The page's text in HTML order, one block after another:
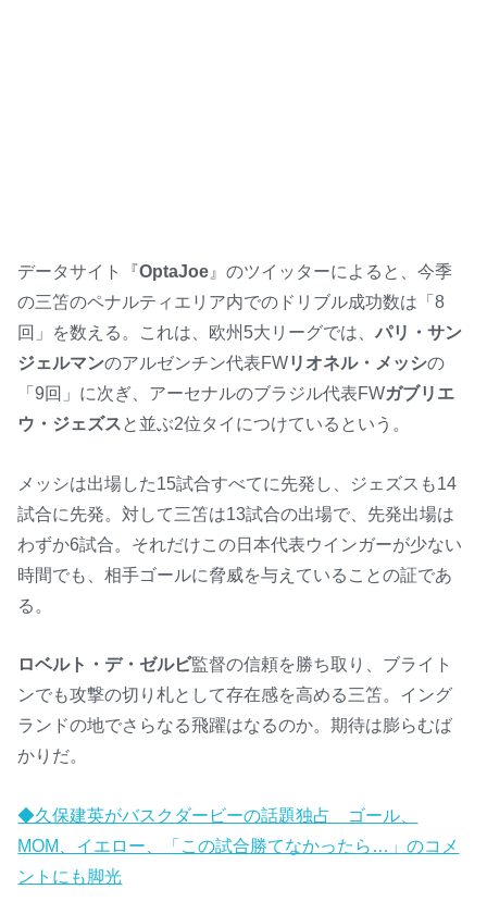
データサイト『OptaJoe 』のツイッターによると、今季
の三笘のペナルティエリア内でのドリブル成功数は「8
回」を数える。これは、欧州5大リーグでは、パリ・サン
ジェルマンのアルゼンチン代表FWリオネル・メッシの
「9回」に次ぎ、アーセナルのブラジル代表FWガブリエ
ウ・ジェズスと並ぶ2位タイにつけているという。
メッシは出場した15試合すべてに先発し、ジェズスも14
試合に先発。対して三笘は13試合の出場で、先発出場は
わずか6試合。それだけこの日本代表ウインガーが少ない
時間でも、相手ゴールに脅威を与えていることの証であ
る。
ロベルト・デ・ゼルビ監督の信頼を勝ち取り、ブライト
ンでも攻撃の切り札として存在感を高める三笘。イング
ランドの地でさらなる飛躍はなるのか。期待は膨らむば
かりだ。
◆久保建英がバスクダービーの話題独占 ゴール、
MOM、イエロー、「この試合勝てなかったら…」のコメ
ントにも脚光